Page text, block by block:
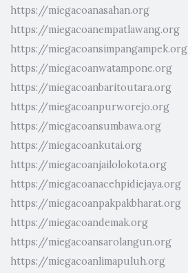
https://miegacoanasahan.org
https://miegacoanempatlawang.org
https://miegacoansimpangampek.org
https://miegacoanwatampone.org
https://miegacoanbaritoutara.org
https://miegacoanpurworejo.org
https://miegacoansumbawa.org
https://miegacoankutai.org
https://miegacoanjailolokota.org
https://miegacoanacehpidiejaya.org
https://miegacoanpakpakbharat.org
https://miegacoandemak.org
https://miegacoansarolangun.org
https://miegacoanlimapuluh.org